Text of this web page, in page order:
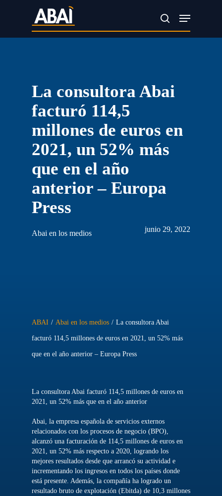
main
search
Menu
La consultora Abai
facturó 114,5
millones de euros en
2021, un 52% más
que en el año
anterior – Europa
Press
junio 29, 2022
Abai en los medios
ABAI / Abai en los medios / La consultora Abai
facturó 114,5 millones de euros en 2021, un 52% más
que en el año anterior – Europa Press
La consultora Abai facturó 114,5 millones de euros en
2021, un 52% más que en el año anterior
Abai, la empresa española de servicios externos
relacionados con los procesos de negocio (BPO),
alcanzó una facturación de 114,5 millones de euros en
2021, un 52% más respecto a 2020, logrando los
mejores resultados desde que arrancó su actividad e
incrementando los ingresos en todos los países donde
está presente. Además, la compañía ha logrado un
resultado bruto de explotación (Ebitda) de 10,3 millones